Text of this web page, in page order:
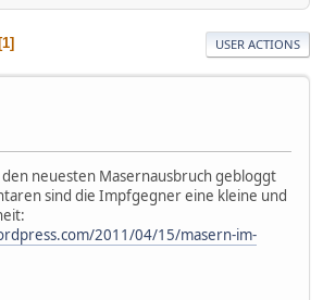
1 USER ACTIONS
neuesten Masernausbruch gebloggt
sind die Impfgegner eine kleine und
2011/04/15/masern-im-